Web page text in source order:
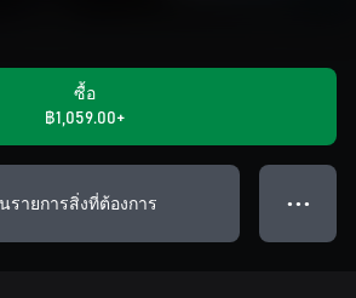
ซื้อ
฿1,059.00+
รายการสิ่งที่ต้องการ ● ● ●